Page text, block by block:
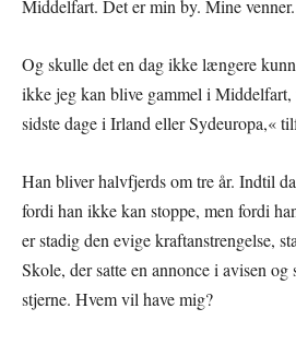
Middelfart. Det er min by. Mine
Og skulle det en dag ikke længere
ikke jeg kan blive gammel i
sidste dage i Irland eller Sydeuropa,«
Han bliver halvfjerds om tre år. Indtil
fordi han ikke kan stoppe, men fordi
er stadig den evige kraftanstrengelse,
Skole, der satte en annonce i avisen
stjerne. Hvem vil have mig?